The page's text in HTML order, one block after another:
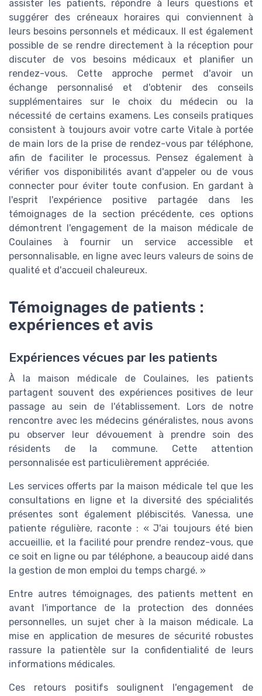
assister les patients, répondre à leurs questions et
suggérer des créneaux horaires qui conviennent à
leurs besoins personnels et médicaux. Il est également
possible de se rendre directement à la réception pour
discuter de vos besoins médicaux et planifier un
rendez-vous. Cette approche permet d'avoir un
échange personnalisé et d'obtenir des conseils
supplémentaires sur le choix du médecin ou la
nécessité de certains examens. Les conseils pratiques
consistent à toujours avoir votre carte Vitale à portée
de main lors de la prise de rendez-vous par téléphone,
afin de faciliter le processus. Pensez également à
vérifier vos disponibilités avant d'appeler ou de vous
connecter pour éviter toute confusion. En gardant à
l'esprit l'expérience positive partagée dans les
témoignages de la section précédente, ces options
démontrent l'engagement de la maison médicale de
Coulaines à fournir un service accessible et
personnalisable, en ligne avec leurs valeurs de soins de
qualité et d'accueil chaleureux.
Témoignages de patients :
expériences et avis
Expériences vécues par les patients
À la maison médicale de Coulaines, les patients
partagent souvent des expériences positives de leur
passage au sein de l'établissement. Lors de notre
rencontre avec les médecins généralistes, nous avons
pu observer leur dévouement à prendre soin des
résidents de la commune. Cette attention
personnalisée est particulièrement appréciée.
Les services offerts par la maison médicale tel que les
consultations en ligne et la diversité des spécialités
présentes sont également plébiscités. Vanessa, une
patiente régulière, raconte : « J'ai toujours été bien
accueillie, et la facilité pour prendre rendez-vous, que
ce soit en ligne ou par téléphone, a beaucoup aidé dans
la gestion de mon emploi du temps chargé. »
Entre autres témoignages, des patients mettent en
avant l'importance de la protection des données
personnelles, un sujet cher à la maison médicale. La
mise en application de mesures de sécurité robustes
rassure la patientèle sur la confidentialité de leurs
informations médicales.
Ces retours positifs soulignent l'engagement de